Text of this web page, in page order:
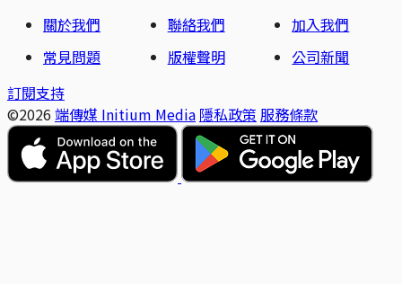
關於我們
聯絡我們
加入我們
常見問題
版權聲明
公司新聞
訂閱支持
©2026 端傳媒 Initium Media 隱私政策 服務條款